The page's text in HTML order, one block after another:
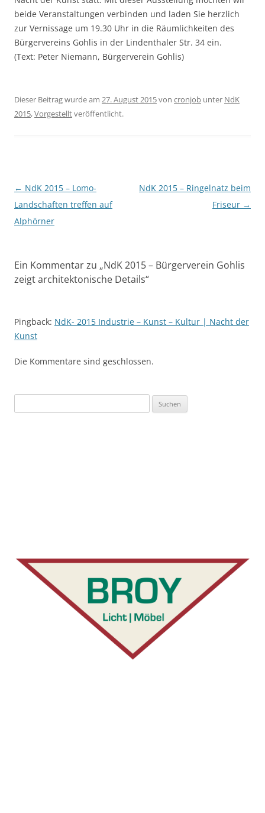
beide Veranstaltungen verbinden und laden Sie herzlich
zur Vernissage um 19.30 Uhr in die Räumlichkeiten des
Bürgervereins Gohlis in der Lindenthaler Str. 34 ein.
(Text: Peter Niemann, Bürgerverein Gohlis)
Dieser Beitrag wurde am 27. August 2015von cronjob unter NdK
2015,Vorgestelltveröffentlicht.
Beitragsnavigation
← NdK 2015 – Lomo-
Landschaften treffen auf
Alphörner
NdK 2015 – Ringelnatz beim
Friseur →
Ein Kommentar zu „NdK 2015 – Bürgerverein Gohlis
zeigt architektonische Details“
Pingback: NdK- 2015 Industrie – Kunst – Kultur | Nacht der
Kunst
Die Kommentare sind geschlossen.
nach: